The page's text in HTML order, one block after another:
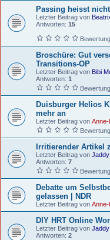
Passing heisst
Letzter Beitrag von
Antworten: 15
Broschüre: Gut
Transitions-OP
Letzter Beitrag von Bibi
Antworten: 1
Duisburger Helios
mehr an
Letzter Beitrag von Anne-
Irritierender Artikel
Letzter Beitrag von Jaddy
Antworten: 7
Debatte um
gelassen | NDR
Letzter Beitrag von Anne-
DIY HRT Online
Letzter Beitrag von Jaddy
Antworten: 2